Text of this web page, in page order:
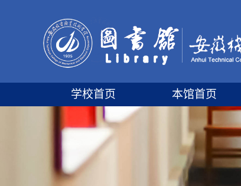
学校首页 本馆首页